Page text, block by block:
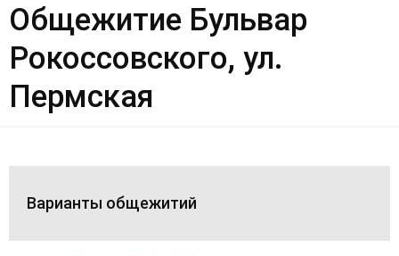
Общежитие Бульвар
Рокоссовского, ул.
Пермская
Варианты общежитий